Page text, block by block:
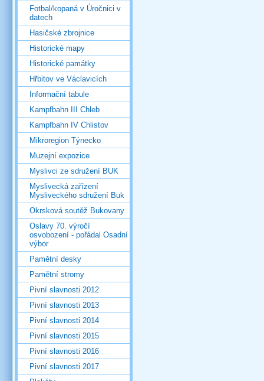
Fotbal/kopaná v Úročnici v
datech
Hasičské zbrojnice
Historické mapy
Historické památky
Hřbitov ve Václavicích
Informační tabule
Kampfbahn III Chleb
Kampfbahn IV Chlistov
Mikroregion Týnecko
Muzejní expozice
Myslivci ze sdružení BUK
Myslivecká zařízení
Mysliveckého sdružení Buk
Okrsková soutěž Bukovany
Oslavy 70. výročí
osvobození - pořádal Osadní
výbor
Pamětní desky
Pamětní stromy
Pivní slavnosti 2012
Pivní slavnosti 2013
Pivní slavnosti 2014
Pivní slavnosti 2015
Pivní slavnosti 2016
Pivní slavnosti 2017